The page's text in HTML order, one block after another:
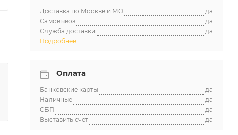
Доставка по Москве и МО
да
Самовывоз
да
Служба доставки
да
Подробнее
Оплата
Банковские карты
да
Наличные
да
СБП
да
Выставить счет
да